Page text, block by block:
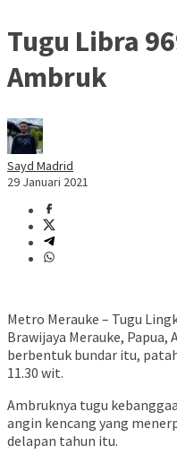
Tugu Libra
Ambruk
Sayd Madrid
29 Januari 2021
Metro Merauke – Tugu
Brawijaya Merauke,
berbentuk bundar itu,
11.30 wit.
Ambruknya tugu
angin kencang yang
delapan tahun itu.